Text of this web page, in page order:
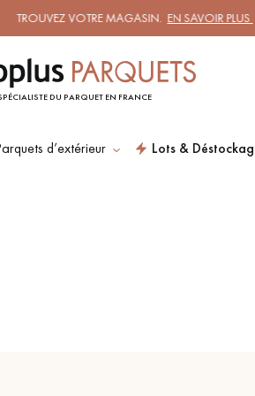
MAGASIN.EN SAVOIR PLUS|
DU PARQUET EN FRANCE
d’extérieur Lots &
LES PLUS